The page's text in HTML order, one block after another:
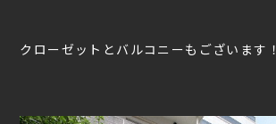
クローゼットとバルコニーもございます！